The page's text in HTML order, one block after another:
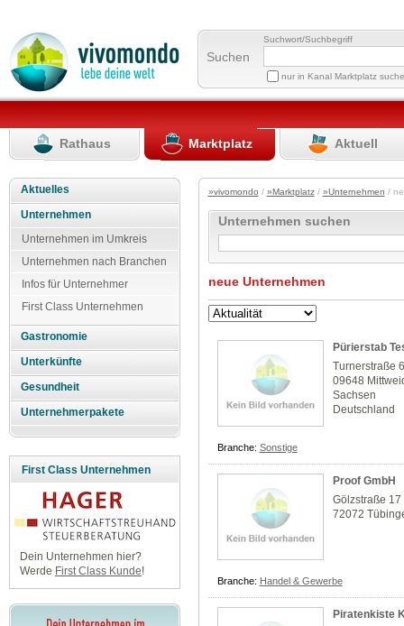
Suchen
Suchwort/Suchbegriff
nur in Kanal Marktplatz
Rathaus Marktplatz Aktuell
Aktuelles
Unternehmen
Unternehmen im Umkreis
Unternehmen nach Branchen
Infos für Unternehmer
First Class Unternehmen
Gastronomie
Unterkünfte
Gesundheit
Unternehmerpakete
First Class Unternehmen
Dein Unternehmen hier?
Werde First Class Kunde!
»vivomondo / »Marktplatz/ »Unternehmen /
Unternehmen suchen
neue Unternehmen
Pürierstab
Turnerstraße
09648
Sachsen
Deutschland
Branche: Sonstige
Proof GmbH
Gölzstraße 17
72072
Branche: Handel & Gewerbe
Piratenkiste